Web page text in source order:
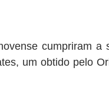
cumpriram a
, um obtido pelo